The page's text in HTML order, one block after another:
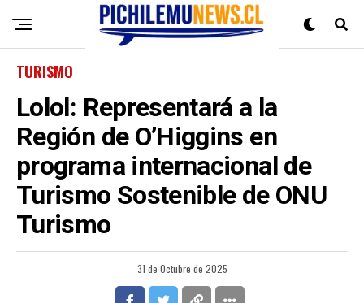
TURISMO
Lolol: Representará a la
Región de O’Higgins en
programa internacional de
Turismo Sostenible de ONU
Turismo
31 de Octubre de 2025